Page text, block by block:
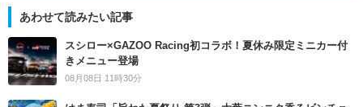
あわせて読みたい記事
スシロー×GAZOO Racing初コラボ！夏休み限定ミニカー付
きメニュー登場
08月08日 11時30分